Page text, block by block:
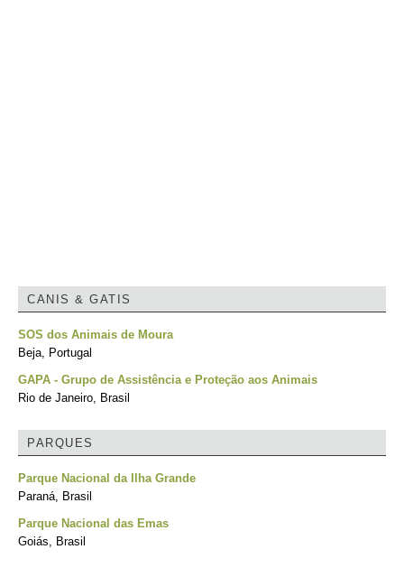
CANIS & GATIS
SOS dos Animais de Moura
Beja, Portugal
GAPA - Grupo de Assistência e Proteção aos Animais
Rio de Janeiro, Brasil
PARQUES
Parque Nacional da Ilha Grande
Paraná, Brasil
Parque Nacional das Emas
Goiás, Brasil